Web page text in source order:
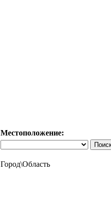
Местоположение:
Город\Область